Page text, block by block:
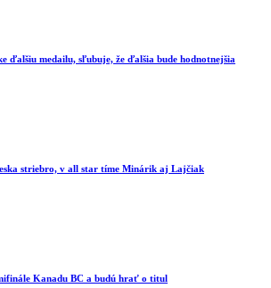
ďalšiu medailu, sľubuje, že ďalšia bude hodnotnejšia
striebro, v all star tíme Minárik aj Lajčiak
Kanadu BC a budú hrať o titul